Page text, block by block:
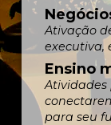
Ativação
executiva,
Ensino
Atividades
para seu